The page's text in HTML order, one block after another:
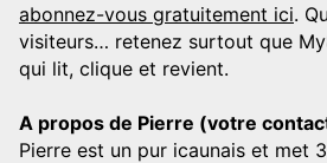
abonnez-vous gratuitement ici.
visiteurs… retenez surtout que
qui lit, clique et revient.
A propos de Pierre (votre
Pierre est un pur icaunais et met